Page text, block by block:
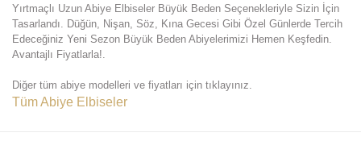
Yırtmaçlı Uzun Abiye Elbiseler Büyük Beden Seçenekleriyle Sizin İçin
Tasarlandı. Düğün, Nişan, Söz, Kına Gecesi Gibi Özel Günlerde Tercih
Edeceğiniz Yeni Sezon Büyük Beden Abiyelerimizi Hemen Keşfedin.
Avantajlı Fiyatlarla!.
Diğer tüm abiye modelleri ve fiyatları için tıklayınız.
Tüm Abiye Elbiseler